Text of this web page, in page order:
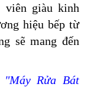
viên giàu kinh
hiệu bếp từ
sẽ mang đến
"Máy Rửa Bát